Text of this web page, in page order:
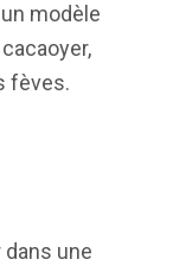
modèle
fèves.
une